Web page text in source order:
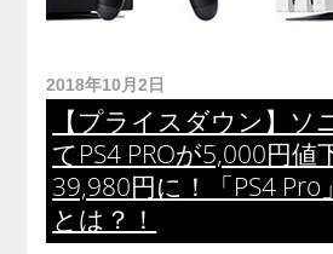
2018年10月2日
【プライスダウン】ソ
てPS4 PROが5,000円値
39,980円に！「PS4 Pro
とは？！